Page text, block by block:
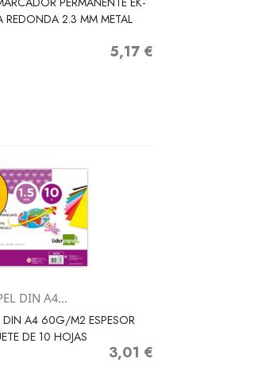
2.3 MM METAL
Precio
5,17 €
rápida
DIN A4...
DIN A4 60G/M2 ESPESOR
DE 10 HOJAS
Precio
3,01 €